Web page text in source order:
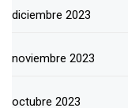
diciembre 2023
noviembre 2023
octubre 2023